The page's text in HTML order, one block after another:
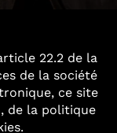
22.2 de la
de la société
ce site
de la politique